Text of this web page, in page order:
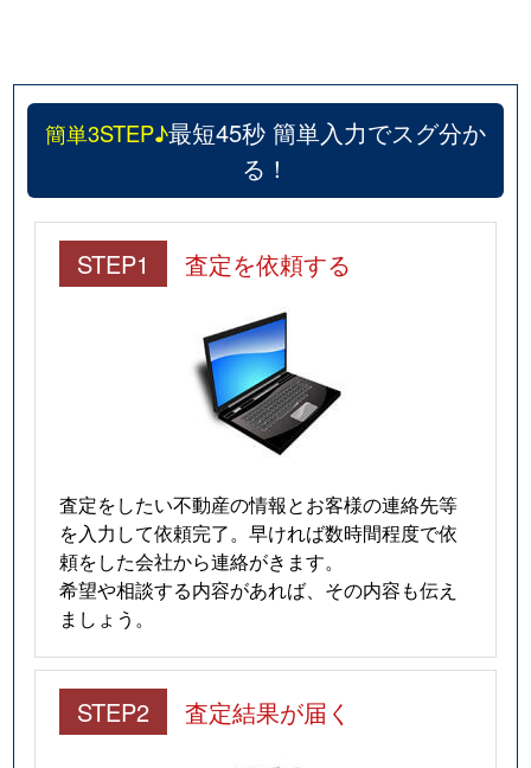
簡単3STEP♪最短45秒 簡単入力でスグ分か
る！
STEP1 査定を依頼する
査定をしたい不動産の情報とお客様の連絡先等
を入力して依頼完了。早ければ数時間程度で依
頼をした会社から連絡がきます。
希望や相談する内容があれば、その内容も伝え
ましょう。
STEP2 査定結果が届く